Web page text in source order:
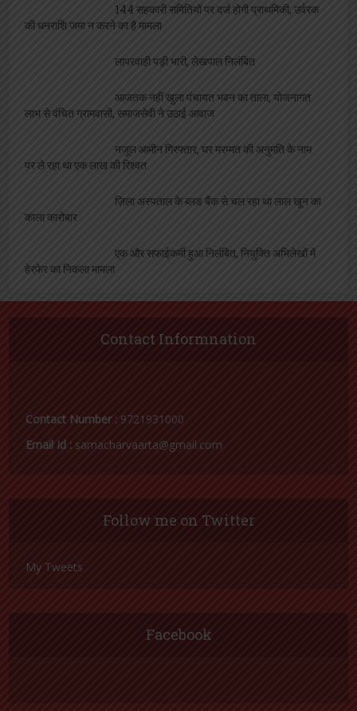
144 सहकारी समितियों पर दर्ज होगी प्राथमिकी, उर्वरक
की धनराशि जमा न करने का है मामला
लापरवाही पड़ी भारी, लेखपाल निलंबित
आजतक नहीं खुला पंचायत भवन का ताला, योजनागत
लाभ से वंचित ग्रामवासी, समाजसेवी ने उठाई आवाज
नजूल आमीन गिरफ्तार, घर मरम्मत की अनुमति के नाम
पर ले रहा था एक लाख की रिश्वत
ज़िला अस्पताल के ब्लड बैंक से चल रहा था लाल खून का
काला कारोबार
एक और सफाईकर्मी हुआ निलंबित, नियुक्ति अभिलेखों में
हेरफेर का निकला मामला
Contact Informnation
Contact Number : 9721931000
Email Id : samacharvaarta@gmail.com
Follow me on Twitter
My Tweets
Facebook